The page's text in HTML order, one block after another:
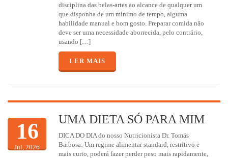
disciplina das belas-artes ao alcance de qualquer um
que disponha de um mínimo de tempo, alguma
habilidade manual e bom gosto. Preparar comida não
deve ser uma necessidade aborrecida, pelo contrário,
usando […]
LER MAIS
16
Jul, 2026
UMA DIETA SÓ PARA MIM
DICA DO DIA do nosso Nutricionista Dr. Tomás
Barbosa: Um regime alimentar standard, restritivo e
mais curto, poderá fazer perder peso mais rapidamente,